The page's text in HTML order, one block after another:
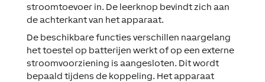
stroomtoevoer in. De leerknop bevindt zich aan
de achterkant van het apparaat.
De beschikbare functies verschillen naargelang
het toestel op batterijen werkt of op een externe
stroomvoorziening is aangesloten. Dit wordt
bepaald tijdens de koppeling. Het apparaat